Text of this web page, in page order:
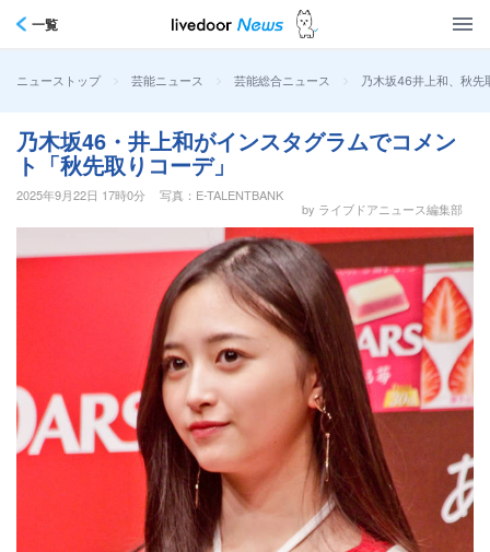
一覧
ニューストップ > 芸能ニュース > 芸能総合ニュース > 乃木坂46井上和、秋先
乃木坂46・井上和がインスタグラムでコメン
ト「秋先取りコーデ」
2025年9月22日 17時0分
写真：E-TALENTBANK
by ライブドアニュース編集部